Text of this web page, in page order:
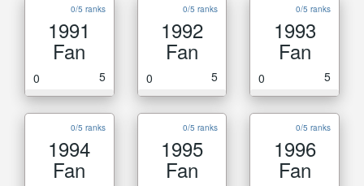
0/5 ranks
1991
Fan
0 5
0/5 ranks
1992
Fan
0 5
0/5 ranks
1993
Fan
0 5
0/5 ranks
1994
Fan
0/5 ranks
1995
Fan
0/5 ranks
1996
Fan